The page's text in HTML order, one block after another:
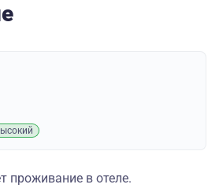
проживание в отеле.